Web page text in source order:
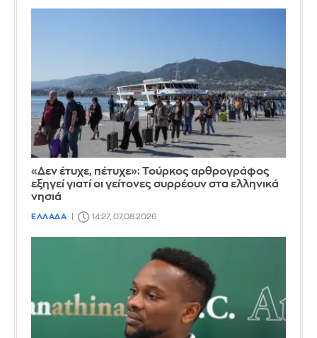
«Δεν έτυχε, πέτυχε»: Τούρκος αρθρογράφος
εξηγεί γιατί οι γείτονες συρρέουν στα ελληνικά
νησιά
ΕΛΛΑΔΑ 14:27, 07.08.2026